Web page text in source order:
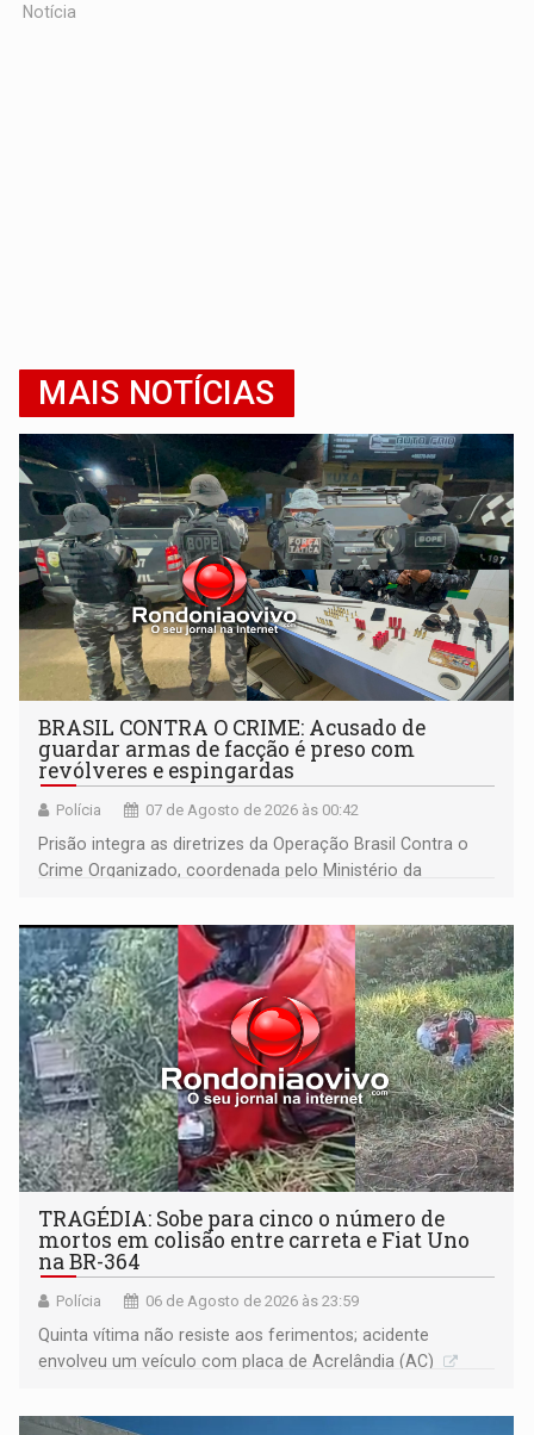
Notícia
MAIS NOTÍCIAS
BRASIL CONTRA O CRIME: Acusado de
guardar armas de facção é preso com
revólveres e espingardas
Polícia 07 de Agosto de 2026 às 00:42
Prisão integra as diretrizes da Operação Brasil Contra o
Crime Organizado, coordenada pelo Ministério da
TRAGÉDIA: Sobe para cinco o número de
mortos em colisão entre carreta e Fiat Uno
na BR-364
Polícia 06 de Agosto de 2026 às 23:59
Quinta vítima não resiste aos ferimentos; acidente
envolveu um veículo com placa de Acrelândia (AC)